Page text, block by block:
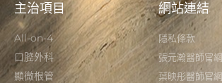
主治項目
All-on-4
口腔外科
顯微根管
網站連結
隱私條款
張元瀚醫師官網
葉映彤醫師官網